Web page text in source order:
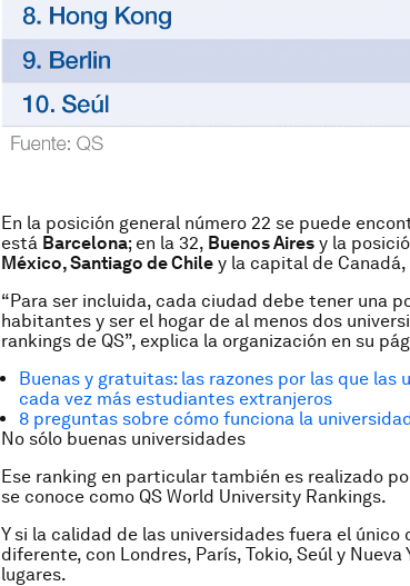
En la posición general número 22 se puede
está Barcelona; en la 32, Buenos Aires y la
México, Santiago de Chile y la capital de
“Para ser incluida, cada ciudad debe tener una
habitantes y ser el hogar de al menos dos
rankings de QS”, explica la organización en su
Buenas y gratuitas: las razones por las que las
cada vez más estudiantes extranjeros
8 preguntas sobre cómo funciona la
No sólo buenas universidades
Ese ranking en particular también es realizado
se conoce como QS World University Rankings.
Y si la calidad de las universidades fuera el
diferente, con Londres, París, Tokio, Seúl y
lugares.